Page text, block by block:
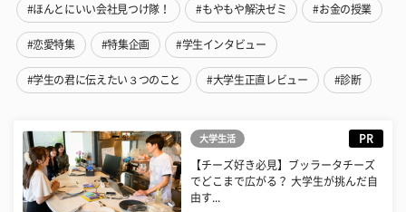
#ほんとにいい会社見つけ隊！ #もやもや解決ゼミ #お金の授業
#恋愛特集 #特集企画 #学生インタビュー
#学生の君に伝えたい３つのこと #大学生正直レビュー #診断
大学生活 PR
【チーズ好き必見】ブッラータチーズ
でどこまで広がる？ 大学生が挑んだ自
由す...